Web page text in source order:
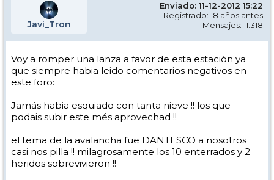
Javi_Tron
Enviado: 11-12-2012 15:22
Registrado: 18 años antes
Mensajes: 11.318
Voy a romper una lanza a favor de esta estación ya
que siempre habia leido comentarios negativos en
este foro:
Jamás habia esquiado con tanta nieve !! los que
podais subir este més aprovechad !!
el tema de la avalancha fue DANTESCO a nosotros
casi nos pilla !! milagrosamente los 10 enterrados y 2
heridos sobrevivieron !!